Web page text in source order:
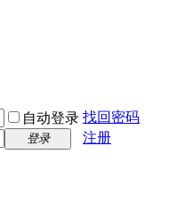
自动登录 找回密码
登录
注册